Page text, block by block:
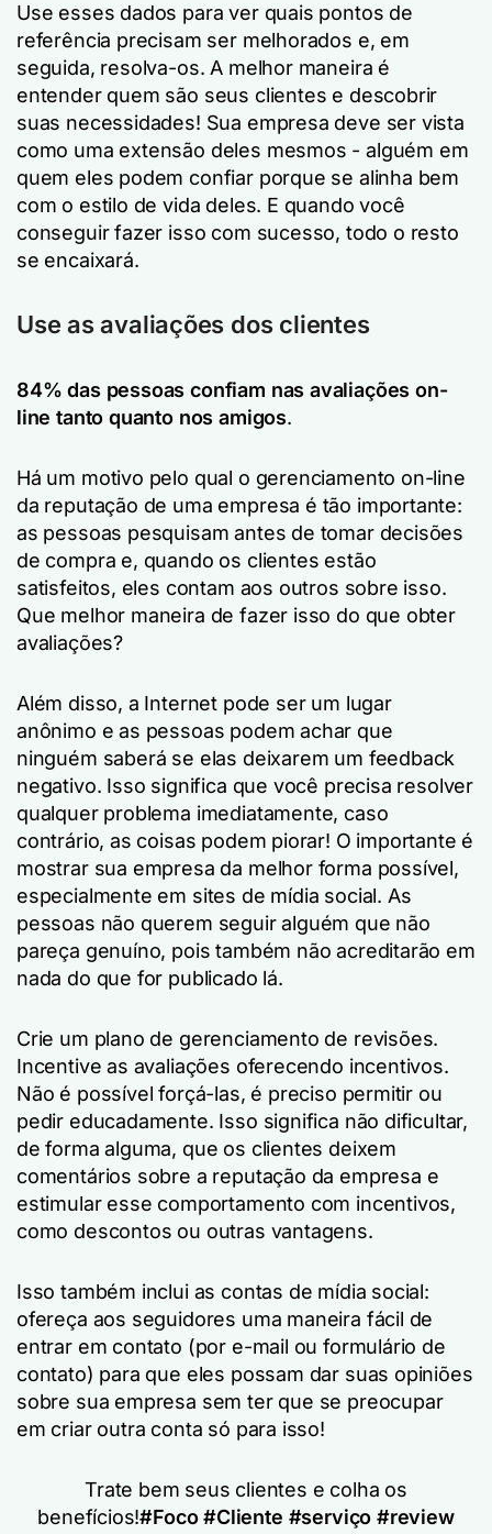
Use esses dados para ver quais pontos de
referência precisam ser melhorados e, em
seguida, resolva-os. A melhor maneira é
entender quem são seus clientes e descobrir
suas necessidades! Sua empresa deve ser vista
como uma extensão deles mesmos - alguém em
quem eles podem confiar porque se alinha bem
com o estilo de vida deles. E quando você
conseguir fazer isso com sucesso, todo o resto
se encaixará.
Use as avaliações dos clientes
84% das pessoas confiam nas avaliações on-
line tanto quanto nos amigos.
Há um motivo pelo qual o gerenciamento on-line
da reputação de uma empresa é tão importante:
as pessoas pesquisam antes de tomar decisões
de compra e, quando os clientes estão
satisfeitos, eles contam aos outros sobre isso.
Que melhor maneira de fazer isso do que obter
avaliações?
Além disso, a Internet pode ser um lugar
anônimo e as pessoas podem achar que
ninguém saberá se elas deixarem um feedback
negativo. Isso significa que você precisa resolver
qualquer problema imediatamente, caso
contrário, as coisas podem piorar! O importante é
mostrar sua empresa da melhor forma possível,
especialmente em sites de mídia social. As
pessoas não querem seguir alguém que não
pareça genuíno, pois também não acreditarão em
nada do que for publicado lá.
Crie um plano de gerenciamento de revisões.
Incentive as avaliações oferecendo incentivos.
Não é possível forçá-las, é preciso permitir ou
pedir educadamente. Isso significa não dificultar,
de forma alguma, que os clientes deixem
comentários sobre a reputação da empresa e
estimular esse comportamento com incentivos,
como descontos ou outras vantagens.
Isso também inclui as contas de mídia social:
ofereça aos seguidores uma maneira fácil de
entrar em contato (por e-mail ou formulário de
contato) para que eles possam dar suas opiniões
sobre sua empresa sem ter que se preocupar
em criar outra conta só para isso!
Trate bem seus clientes e colha os
benefícios!#Foco #Cliente #serviço #review